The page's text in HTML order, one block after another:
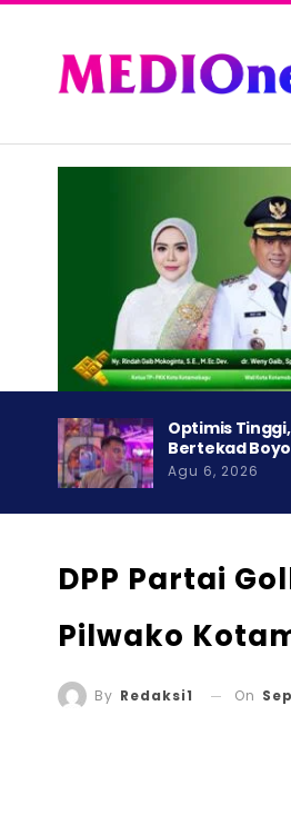
Optimis Tinggi,
Bertekad
Agu 6, 2026
DPP Partai
Pilwako
By Redaksi1 On